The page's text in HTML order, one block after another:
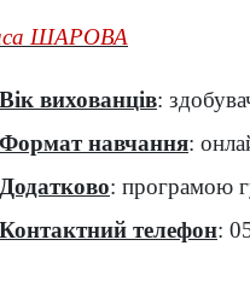
ШАРОВА
Вік вихованців:
Формат навчання:
Додатково: програмою
Контактний телефон: